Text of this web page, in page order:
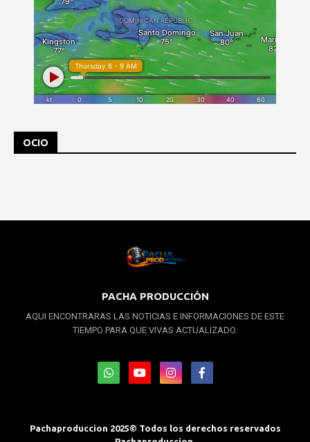
OCIO
PACHA PRODUCCIÓN
AQUI ENCONTRARAS LAS NOTICIAS E INFORMACIONES DE ESTE
TIEMPO PARA QUE VIVAS ACTUALIZADO.
Pachaproduccion 2025© Todos los derechos reservados